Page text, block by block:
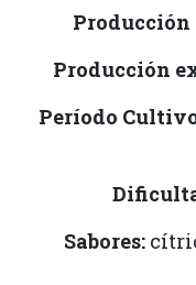
Producción
Período
Sabores: